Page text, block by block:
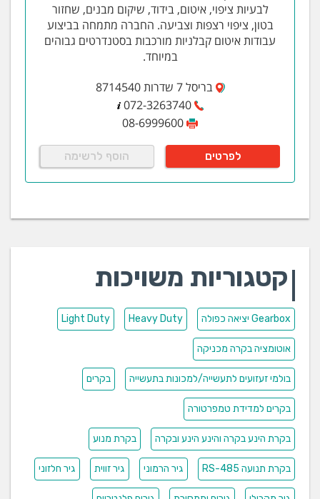
לבעיות ציפוי, איטום, בידוד, שיקום מבנים, שחזור
בטון, ציפוי רצפות וצביעה. החברה מתמחה בביצוע
עבודות איטום קבלניות מורכבות בסטנדרטים גבוהים
במיוחד.
בריסל 7 שדרות 8714540
072-3263740
08-6999600
לפרטים הוסף לרשימה
קטגוריות משויכות
Gearbox יציאה כפולה Heavy Duty
Light Duty
אוטומציה בקרה מכניקה
בולמי זעזועים לתעשייה/למכונות בתעשייה בקרים
בקרים למדידת טמפרטורה
בקרת הינע בקרה והינע הינע ובקרה בקרת מנוע
בקרת תנועה RS-485 גיר הרמוני גיר זווית גיר חלזוני